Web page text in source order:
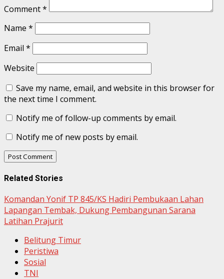
Comment*
Name *
Email *
Website
Save my name, email, and website in this browser for
the next time I comment.
Notify me of follow-up comments by email.
Notify me of new posts by email.
Related Stories
Komandan Yonif TP 845/KS Hadiri Pembukaan Lahan
Lapangan Tembak, Dukung Pembangunan Sarana
Latihan Prajurit
Belitung Timur
Peristiwa
Sosial
TNI